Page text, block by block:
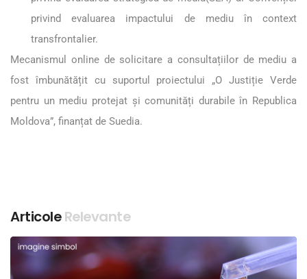
privind evaluarea impactului de mediu în context
transfrontalier.
Mecanismul online de solicitare a consultațiilor de mediu a
fost îmbunătățit cu suportul proiectului „O Justiție Verde
pentru un mediu protejat și comunități durabile în Republica
Moldova”, finanțat de Suedia.
ArticoleRelevante